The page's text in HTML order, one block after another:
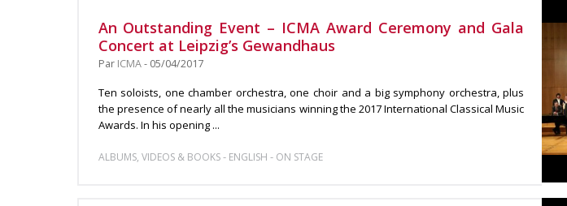
An Outstanding Event – ICMA Award Ceremony and Gala
Concert at Leipzig’s Gewandhaus
Par ICMA- 05/04/2017
Ten soloists, one chamber orchestra, one choir and a big symphony orchestra, plus
the presence of nearly all the musicians winning the 2017 International Classical Music
Awards. In his opening ...
ALBUMS, VIDEOS & BOOKS- ENGLISH - ON STAGE